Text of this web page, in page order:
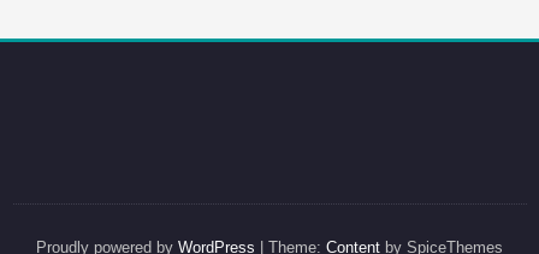
Proudly powered by WordPress | Theme: Content by SpiceThemes